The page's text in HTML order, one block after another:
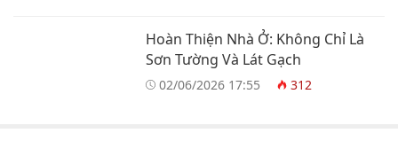
Hoàn Thiện Nhà Ở: Không Chỉ Là
Sơn Tường Và Lát Gạch
02/06/2026 17:55 312